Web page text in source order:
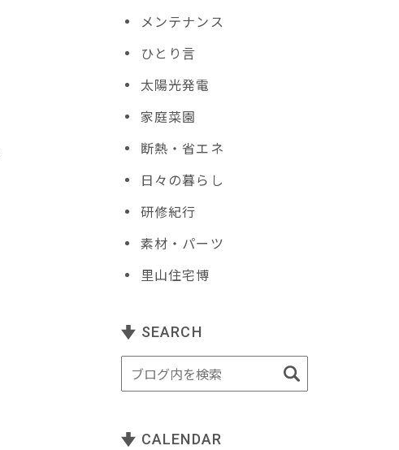
メンテナンス
ひとり言
太陽光発電
家庭菜園
断熱・省エネ
日々の暮らし
研修紀行
素材・パーツ
里山住宅博
SEARCH
CALENDAR